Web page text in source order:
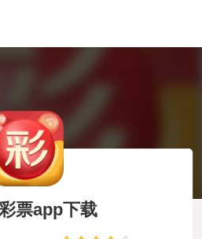
票app下载